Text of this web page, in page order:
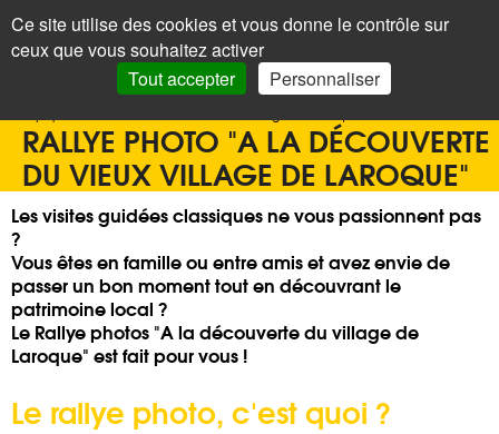
< Menu
LAROQUE
DES ALBÈRES
Office de tourisme>Découvrir >Laroque>
RALLYE PHOTO "A LA DÉCOUVERTE
DU VIEUX VILLAGE DE LAROQUE"
Les visites guidées classiques ne vous passionnent pas
?
Vous êtes en famille ou entre amis et avez envie de
passer un bon moment tout en découvrant le
patrimoine local ?
Le Rallye photos "A la découverte du village de
Laroque" est fait pour vous !
Le rallye photo, c'est quoi ?
Ce site utilise des cookies et vous donne le contrôle sur
ceux que vous souhaitez activer
Tout accepter
Personnaliser